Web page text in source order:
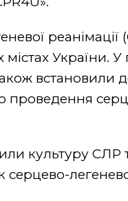
України.
встановили
культуру СЛР